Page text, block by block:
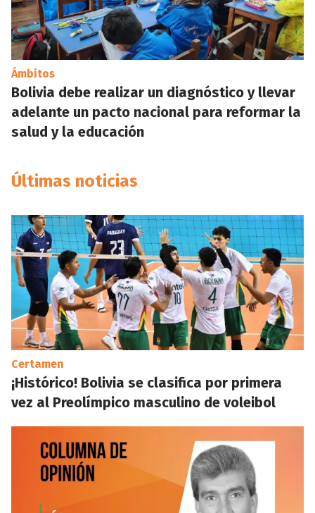
Ámbitos
Bolivia debe realizar un diagnóstico y llevar
adelante un pacto nacional para reformar la
salud y la educación
Últimas noticias
Certamen
¡Histórico! Bolivia se clasifica por primera
vez al Preolímpico masculino de voleibol